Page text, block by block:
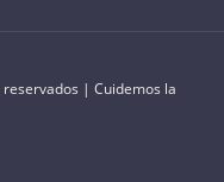
| Cuidemos la